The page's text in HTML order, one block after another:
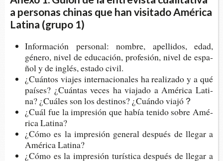
a personas chinas que han visitado América
Latina (grupo 1)
Infor­ma­ción per­so­nal: nom­bre, ape­lli­dos, edad,
géne­ro, nivel de edu­ca­ción, pro­fe­sión, nivel de espa­
ñol y de inglés, esta­do civil.
¿Cuán­tos via­jes inter­na­cio­na­les ha rea­li­za­do y a qué
paí­ses? ¿Cuán­tas veces ha via­ja­do a Amé­ri­ca Lati­
na? ¿Cuá­les son los des­ti­nos? ¿Cuán­do viajó？
¿Cuál fue la impre­sión que había teni­do sobre Amé­
ri­ca Latina?
¿Cómo es la impre­sión gene­ral des­pués de lle­gar a
Amé­ri­ca Latina?
¿Cómo es la impre­sión turís­ti­ca des­pués de lle­gar a